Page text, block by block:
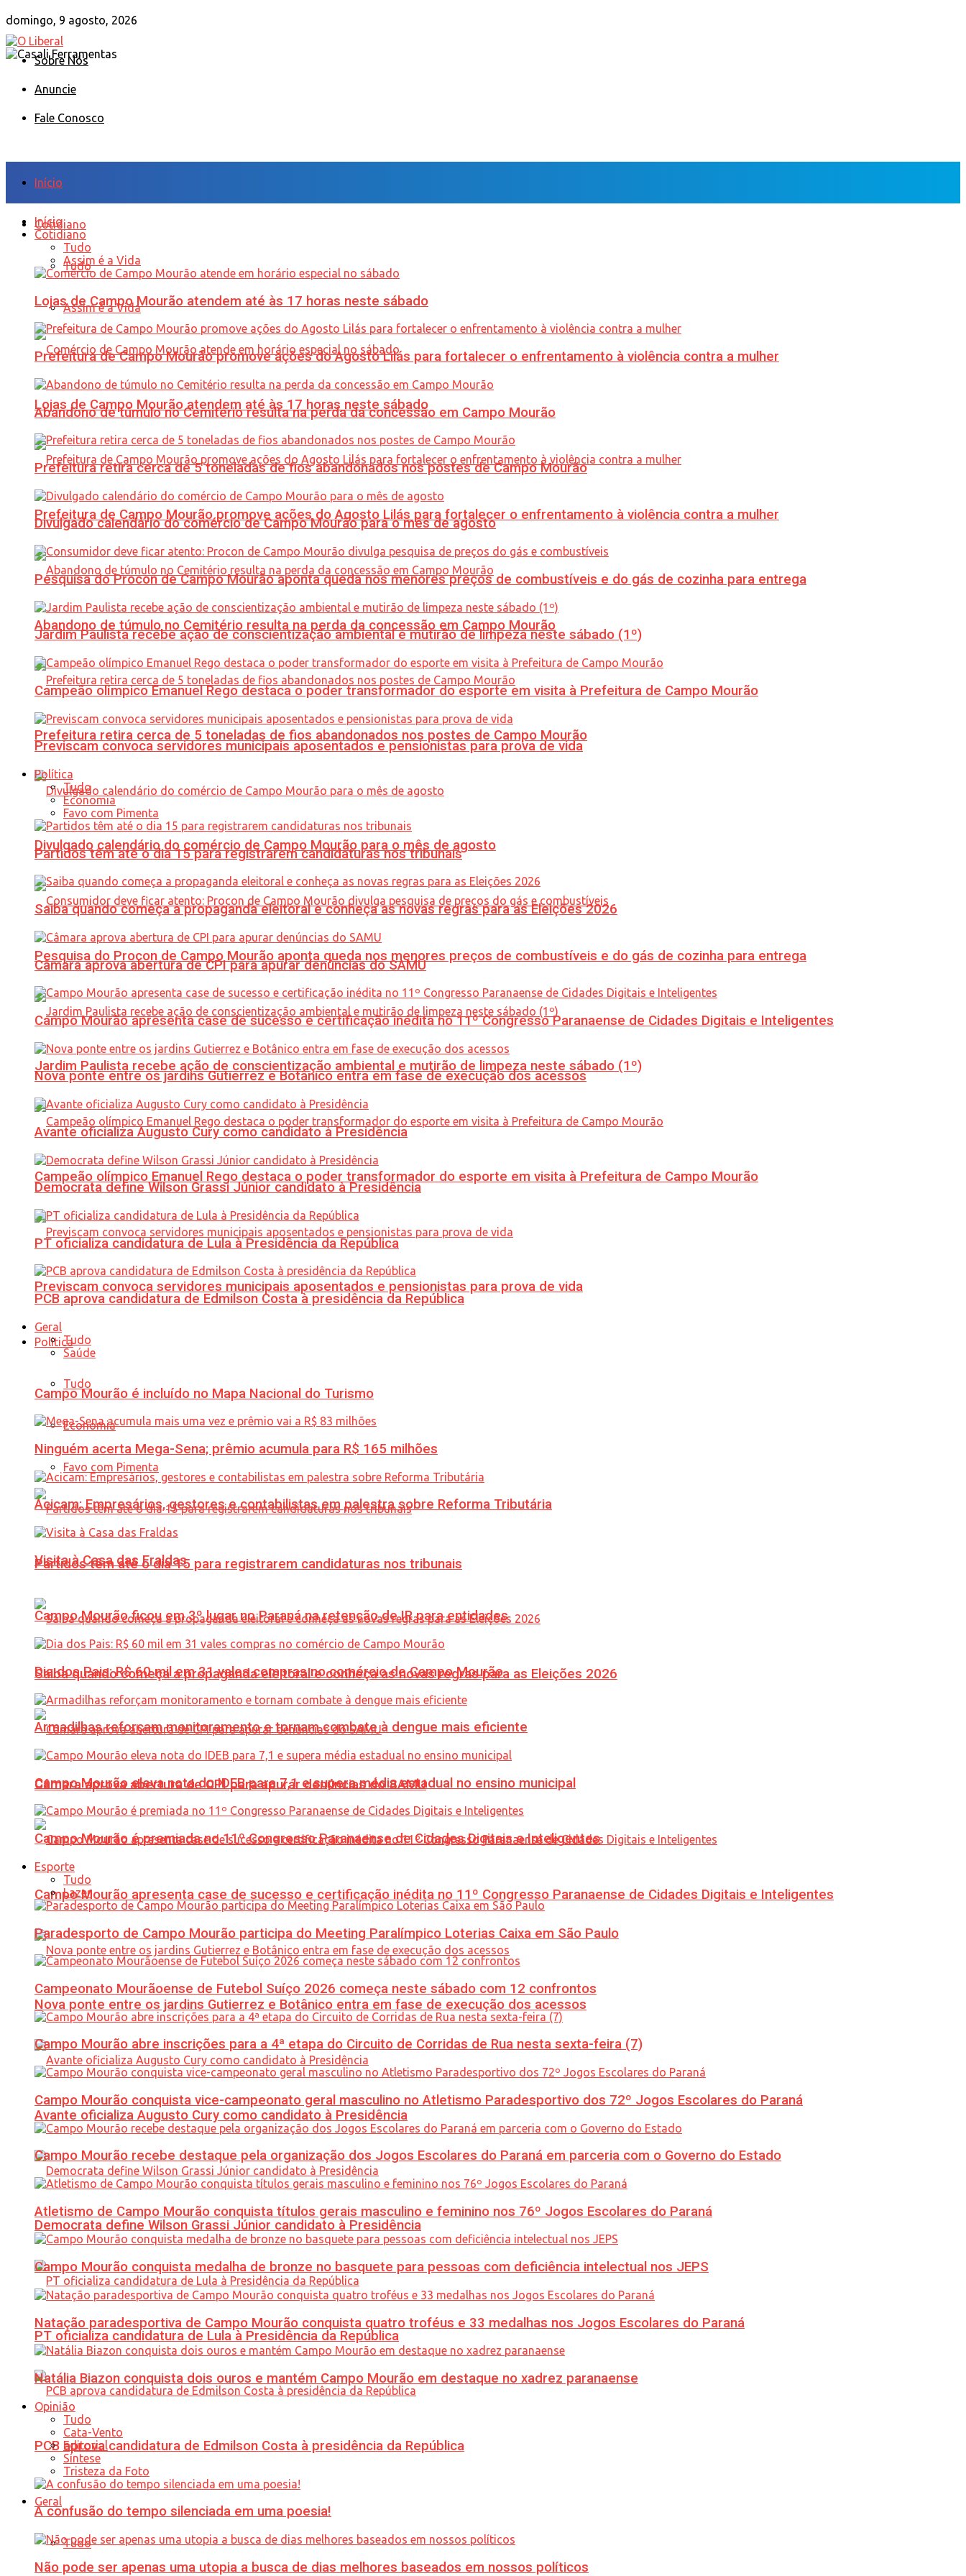
domingo, 9 agosto, 2026
Sobre Nós
Anuncie
Fale Conosco
Início
Cotidiano
Tudo
Assim é a Vida
Lojas de Campo Mourão atendem até às 17 horas neste sábado
Prefeitura de Campo Mourão promove ações do Agosto Lilás para fortalecer o enfrentamento à violência contra a mulher
Abandono de túmulo no Cemitério resulta na perda da concessão em Campo Mourão
Prefeitura retira cerca de 5 toneladas de fios abandonados nos postes de Campo Mourão
Divulgado calendário do comércio de Campo Mourão para o mês de agosto
Pesquisa do Procon de Campo Mourão aponta queda nos menores preços de combustíveis e do gás de cozinha para entrega
Jardim Paulista recebe ação de conscientização ambiental e mutirão de limpeza neste sábado (1º)
Campeão olímpico Emanuel Rego destaca o poder transformador do esporte em visita à Prefeitura de Campo Mourão
Previscam convoca servidores municipais aposentados e pensionistas para prova de vida
Política
Tudo
Economia
Favo com Pimenta
Partidos têm até o dia 15 para registrarem candidaturas nos tribunais
Saiba quando começa a propaganda eleitoral e conheça as novas regras para as Eleições 2026
Câmara aprova abertura de CPI para apurar denúncias do SAMU
Campo Mourão apresenta case de sucesso e certificação inédita no 11º Congresso Paranaense de Cidades Digitais e Inteligentes
Nova ponte entre os jardins Gutierrez e Botânico entra em fase de execução dos acessos
Avante oficializa Augusto Cury como candidato à Presidência
Democrata define Wilson Grassi Júnior candidato à Presidência
PT oficializa candidatura de Lula à Presidência da República
PCB aprova candidatura de Edmilson Costa à presidência da República
Geral
Tudo
Início
Cotidiano
Tudo
Assim é a Vida
Lojas de Campo Mourão atendem até às 17 horas neste sábado
Prefeitura de Campo Mourão promove ações do Agosto Lilás para fortalecer o enfrentamento à violência contra a mulher
Abandono de túmulo no Cemitério resulta na perda da concessão em Campo Mourão
Prefeitura retira cerca de 5 toneladas de fios abandonados nos postes de Campo Mourão
Divulgado calendário do comércio de Campo Mourão para o mês de agosto
Pesquisa do Procon de Campo Mourão aponta queda nos menores preços de combustíveis e do gás de cozinha para entrega
Jardim Paulista recebe ação de conscientização ambiental e mutirão de limpeza neste sábado (1º)
Campeão olímpico Emanuel Rego destaca o poder transformador do esporte em visita à Prefeitura de Campo Mourão
Previscam convoca servidores municipais aposentados e pensionistas para prova de vida
Política
Tudo
Economia
Favo com Pimenta
Partidos têm até o dia 15 para registrarem candidaturas nos tribunais
Saiba quando começa a propaganda eleitoral e conheça as novas regras para as Eleições 2026
Câmara aprova abertura de CPI para apurar denúncias do SAMU
Campo Mourão apresenta case de sucesso e certificação inédita no 11º Congresso Paranaense de Cidades Digitais e Inteligentes
Nova ponte entre os jardins Gutierrez e Botânico entra em fase de execução dos acessos
Avante oficializa Augusto Cury como candidato à Presidência
Democrata define Wilson Grassi Júnior candidato à Presidência
PT oficializa candidatura de Lula à Presidência da República
PCB aprova candidatura de Edmilson Costa à presidência da República
Geral
Tudo
Saúde
Campo Mourão é incluído no Mapa Nacional do Turismo
Ninguém acerta Mega-Sena; prêmio acumula para R$ 165 milhões
Acicam: Empresários, gestores e contabilistas em palestra sobre Reforma Tributária
Visita à Casa das Fraldas
Campo Mourão ficou em 3º lugar no Paraná na retenção de IR para entidades
Dia dos Pais: R$ 60 mil em 31 vales compras no comércio de Campo Mourão
Armadilhas reforçam monitoramento e tornam combate à dengue mais eficiente
Campo Mourão eleva nota do IDEB para 7,1 e supera média estadual no ensino municipal
Campo Mourão é premiada no 11º Congresso Paranaense de Cidades Digitais e Inteligentes
Esporte
Tudo
Lazer
Paradesporto de Campo Mourão participa do Meeting Paralímpico Loterias Caixa em São Paulo
Campeonato Mourãoense de Futebol Suíço 2026 começa neste sábado com 12 confrontos
Campo Mourão abre inscrições para a 4ª etapa do Circuito de Corridas de Rua nesta sexta-feira (7)
Campo Mourão conquista vice-campeonato geral masculino no Atletismo Paradesportivo dos 72º Jogos Escolares do Paraná
Campo Mourão recebe destaque pela organização dos Jogos Escolares do Paraná em parceria com o Governo do Estado
Atletismo de Campo Mourão conquista títulos gerais masculino e feminino nos 76º Jogos Escolares do Paraná
Campo Mourão conquista medalha de bronze no basquete para pessoas com deficiência intelectual nos JEPS
Natação paradesportiva de Campo Mourão conquista quatro troféus e 33 medalhas nos Jogos Escolares do Paraná
Natália Biazon conquista dois ouros e mantém Campo Mourão em destaque no xadrez paranaense
Opinião
Tudo
Cata-Vento
Editorial
Síntese
Tristeza da Foto
A confusão do tempo silenciada em uma poesia!
Não pode ser apenas uma utopia a busca de dias melhores baseados em nossos políticos